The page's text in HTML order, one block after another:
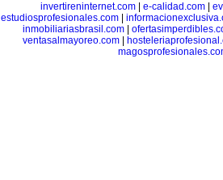
invertireninternet.com| e-calidad.com|
estudiosprofesionales.com|
inmobiliariasbrasil.com
ventasalmayoreo.com